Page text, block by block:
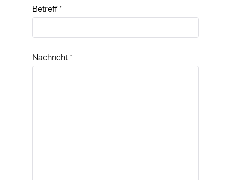
Betreff*
Nachricht *